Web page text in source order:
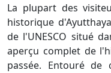
La plupart des
historique
de l'UNESCO situé
aperçu complet de
passée. Entouré